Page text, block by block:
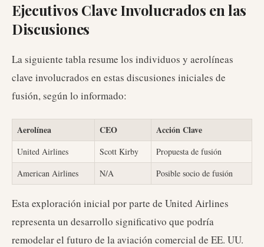
Ejecutivos Clave Involucrados en las
Discusiones
La siguiente tabla resume los individuos y aerolíneas
clave involucrados en estas discusiones iniciales de
fusión, según lo informado:
Aerolínea CEO Acción Clave
United Airlines Scott Kirby
Propuesta de fusión
American Airlines
N/A Posible socio de fusión
Esta exploración inicial por parte de United Airlines
representa un desarrollo significativo que podría
remodelar el futuro de la aviación comercial de EE. UU.